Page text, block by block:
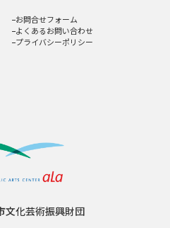
お問合せフォーム
よくあるお問い合わせ
プライバシーポリシー
化芸術振興財団